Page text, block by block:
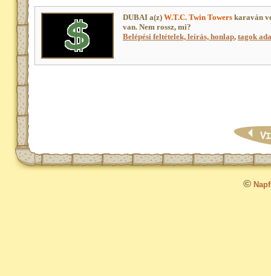
DUBAI a(z) W.T.C. Twin Towers karaván
van. Nem rossz, mi?
Belépési feltételek, leírás, honlap, tagok
©